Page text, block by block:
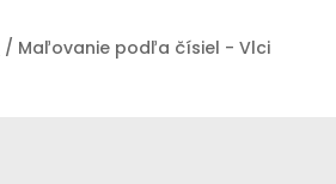
/ Maľovanie podľa čísiel - Vlci